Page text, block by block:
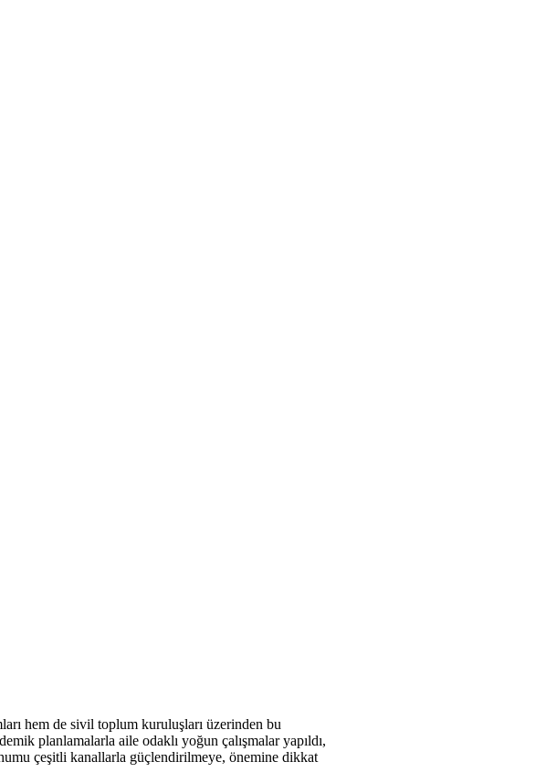
hem de sivil toplum kuruluşları üzerinden bu
planlamalarla aile odaklı yoğun çalışmalar yapıldı,
çeşitli kanallarla güçlendirilmeye, önemine dikkat